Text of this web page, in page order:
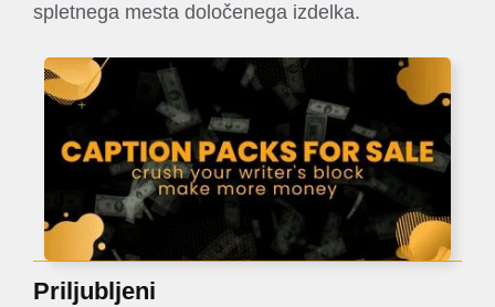
spletnega mesta določenega izdelka.
Priljubljeni